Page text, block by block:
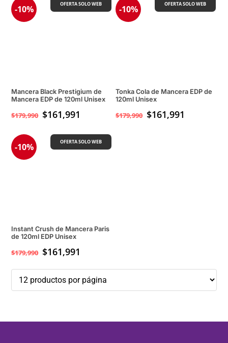
-10% OFERTA SOLO WEB
Mancera Black Prestigium de
Mancera EDP de 120ml Unisex
$179,990 $161,991
-10% OFERTA SOLO WEB
Tonka Cola de Mancera EDP de
120ml Unisex
$179,990 $161,991
-10% OFERTA SOLO WEB
Instant Crush de Mancera Paris
de 120ml EDP Unisex
$179,990 $161,991